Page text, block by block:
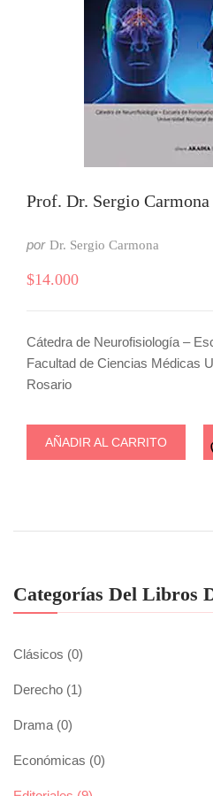
Categorías Del Libros
Clásicos (0)
Derecho (1)
Drama (0)
Económicas (0)
Prof. Dr. Sergio Carmona
por Dr. Sergio Carmona
$14.000
Cátedra de Neurofisiología –
Facultad de Ciencias Médicas
Rosario
AÑADIR AL CARRITO